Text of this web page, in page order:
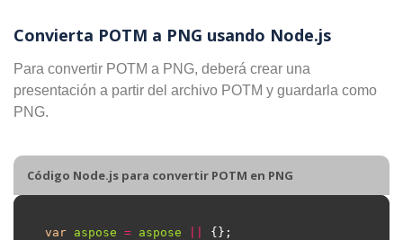
Convierta POTM a PNG usando Node.js
Para convertir POTM a PNG, deberá crear una
presentación a partir del archivo POTM y guardarla como
PNG.
Código Node.js para convertir POTM en PNG
var aspose = aspose